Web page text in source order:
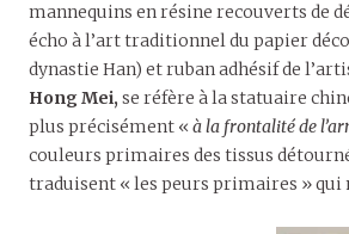
mannequins en résine recouverts de
écho à l’art traditionnel du papier
dynastie Han) et ruban adhésif de
Hong Mei, se réfère à la statuaire
plus précisément « à la frontalité de
couleurs primaires des tissus
traduisent « les peurs primaires » qui